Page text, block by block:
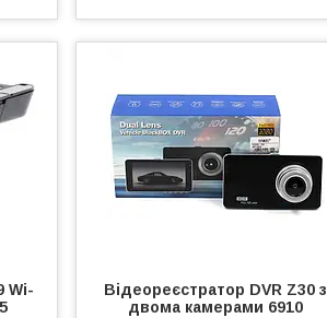
Wi-
Відеореєстратор DVR Z30 з
двома камерами 6910